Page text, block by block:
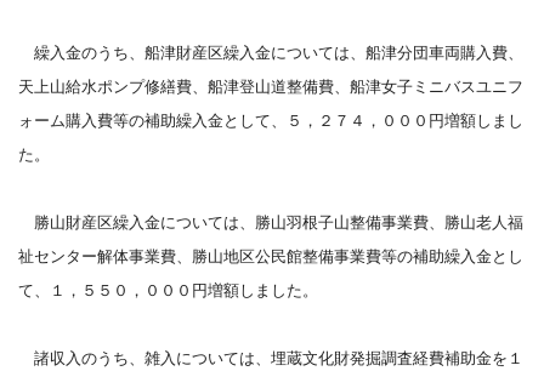
繰入金のうち、船津財産区繰入金については、船津分団車両購入費、
天上山給水ポンプ修繕費、船津登山道整備費、船津女子ミニバスユニフ
ォーム購入費等の補助繰入金として、５，２７４，０００円増額しまし
た。
勝山財産区繰入金については、勝山羽根子山整備事業費、勝山老人福
祉センター解体事業費、勝山地区公民館整備事業費等の補助繰入金とし
て、１，５５０，０００円増額しました。
諸収入のうち、雑入については、埋蔵文化財発掘調査経費補助金を１